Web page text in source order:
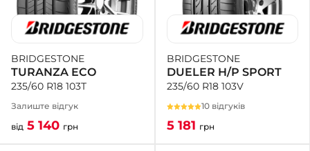
BRIDGESTONE
TURANZA ECO
235/60 R18 103T
Залиште відгук
від 5 140 грн
BRIDGESTONE
DUELER H/P SPORT
235/60 R18 103V
10 відгуків
5 181 грн